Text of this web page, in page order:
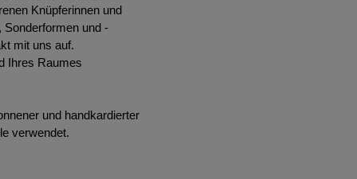
Knüpferinnen und
Sonderformen und -
mit uns auf.
Ihres Raumes
und handkardierter
verwendet.